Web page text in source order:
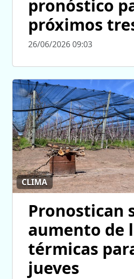
pronóstico
próximos
26/06/2026 09:03
CLIMA
Pronostican
aumento de
térmicas
jueves